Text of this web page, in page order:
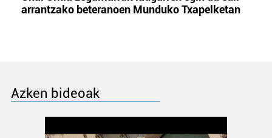
arrantzako beteranoen Munduko Txapelketan
Azken bideoak